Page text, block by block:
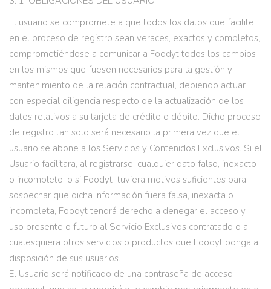
El usuario se compromete a que todos los datos que facilite
en el proceso de registro sean veraces, exactos y completos,
comprometiéndose a comunicar a Foodyt todos los cambios
en los mismos que fuesen necesarios para la gestión y
mantenimiento de la relación contractual, debiendo actuar
con especial diligencia respecto de la actualización de los
datos relativos a su tarjeta de crédito o débito. Dicho proceso
de registro tan solo será necesario la primera vez que el
usuario se abone a los Servicios y Contenidos Exclusivos. Si el
Usuario facilitara, al registrarse, cualquier dato falso, inexacto
o incompleto, o si Foodyt tuviera motivos suficientes para
sospechar que dicha información fuera falsa, inexacta o
incompleta, Foodyt tendrá derecho a denegar el acceso y
uso presente o futuro al Servicio Exclusivos contratado o a
cualesquiera otros servicios o productos que Foodyt ponga a
disposición de sus usuarios.
El Usuario será notificado de una contraseña de acceso